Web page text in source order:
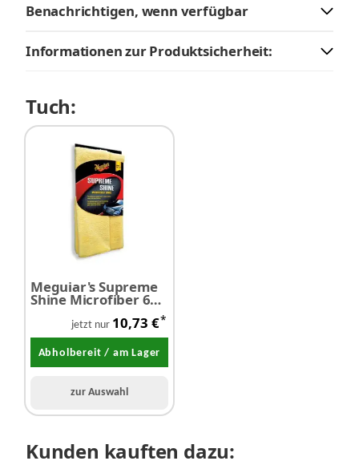
Benachrichtigen, wenn verfügbar
Informationen zur Produktsicherheit:
Tuch:
Meguiar's Supreme
Shine Microfiber 60
jetzt nur 10,73 €*
Abholbereit / am Lager
zur Auswahl
Kunden kauften dazu: